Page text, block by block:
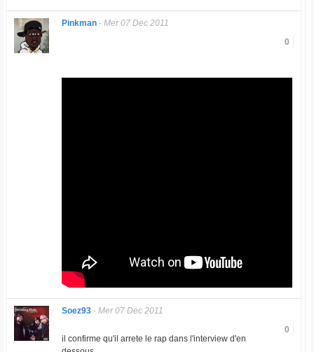
Pinkman- Mer 07 Dec 2011
0
Soez93- Mer 07 Dec 2011
0
il confirme qu'il arrete le rap dans l'interview d'en